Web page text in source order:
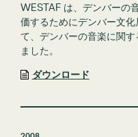
WESTAF は、デンバーの
価するためにデンバー文
て、デンバーの音楽に関
ました。
ダウンロード